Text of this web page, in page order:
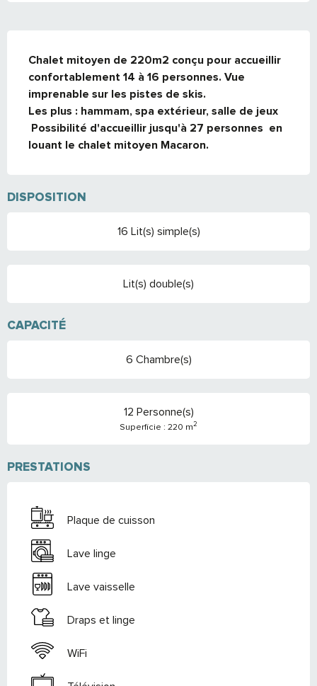
Chalet mitoyen de 220m2 conçu pour accueillir
confortablement 14 à 16 personnes. Vue
imprenable sur les pistes de skis.
Les plus : hammam, spa extérieur, salle de jeux
louant le chalet mitoyen Macaron.
DISPOSITION
16 Lit(s) simple(s)
Lit(s) double(s)
CAPACITÉ
6 Chambre(s)
12 Personne(s)
Superficie : 220 m2
PRESTATIONS
Plaque de cuisson
Lave linge
Lave vaisselle
Draps et linge
WiFi